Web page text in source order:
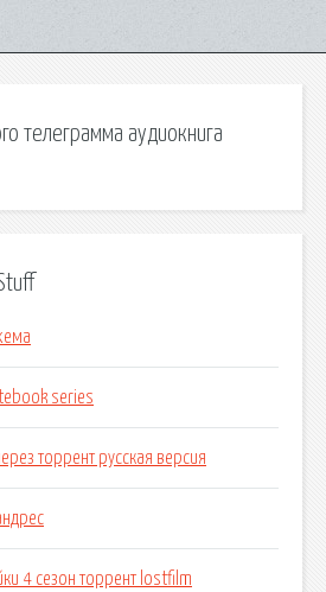
телеграмма аудиокнига
series
торрент русская версия
4 сезон торрент lostfilm